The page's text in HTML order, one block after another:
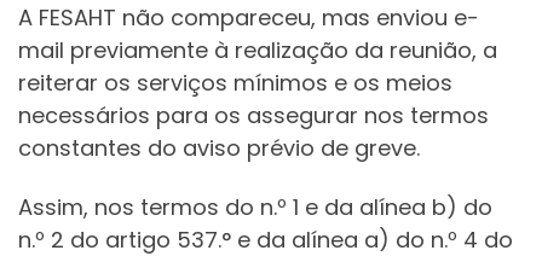
A FESAHT não compareceu, mas enviou e-
mail previamente à realização da reunião, a
reiterar os serviços mínimos e os meios
necessários para os assegurar nos termos
constantes do aviso prévio de greve.
Assim, nos termos do n.º 1 e da alínea b) do
n.º 2 do artigo 537.° e da alínea a) do n.º 4 do